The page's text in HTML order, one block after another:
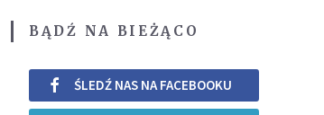
BĄDŹ NA BIEŻĄCO
ŚLEDŹ NAS NA FACEBOOKU